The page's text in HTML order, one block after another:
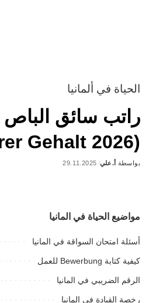
الحياة في ألمانيا
راتب سائق الباص
(Busfahrer Gehalt 2026)
Posted
بواسطة أ.علي 29.11.2025
مواضيع الحياة في المانيا
أسئلة امتحان السواقة في المانيا
كيفية كتابة Bewerbung للعمل
الرقم الضريبي في المانيا
رخصة القيادة في المانيا